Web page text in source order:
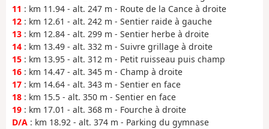
11 : km 11.94 - alt. 247 m - Route de la Cance à droite
12 : km 12.61 - alt. 242 m - Sentier raide à gauche
13 : km 12.84 - alt. 299 m - Sentier herbe à droite
14 : km 13.49 - alt. 332 m - Suivre grillage à droite
15 : km 13.95 - alt. 312 m - Petit ruisseau puis champ
16 : km 14.47 - alt. 345 m - Champ à droite
17 : km 14.64 - alt. 343 m - Sentier en face
18 : km 15.5 - alt. 350 m - Sentier en face
19 : km 17.01 - alt. 368 m - Fourche à droite
D/A : km 18.92 - alt. 374 m - Parking du gymnase